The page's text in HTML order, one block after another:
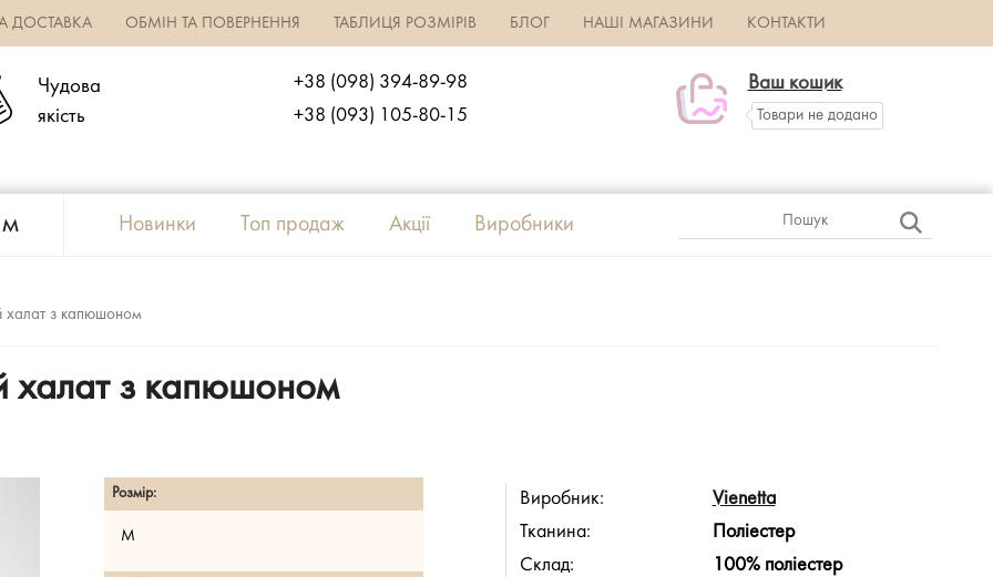
ДОСТАВКА ОБМІН ТА ПОВЕРНЕННЯ ТАБЛИЦЯ РОЗМІРІВ БЛОГ НАШІ МАГАЗИНИ КОНТАКТИ
Чудова
якість
+38 (098) 394-89-98
+38 (093) 105-80-15
Ваш кошик
Товари не додано
Новинки Топ продаж Акції Виробники
халат з капюшоном
халат з капюшоном
Розмір:
M
Виробник:
Vienetta
Тканина:
Поліестер
Склад:
100% поліестер